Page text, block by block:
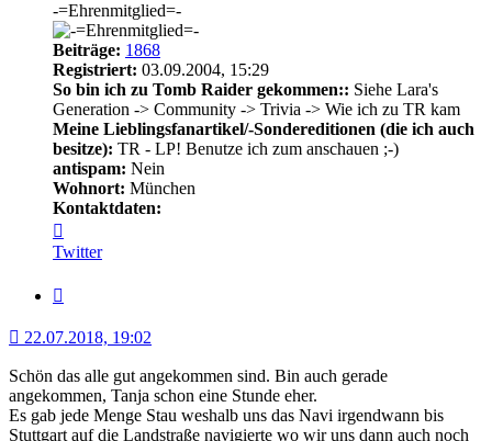
-=Ehrenmitglied=-
Beiträge: 1868
Registriert: 03.09.2004, 15:29
So bin ich zu Tomb Raider gekommen:: Siehe Lara's
Generation -> Community -> Trivia -> Wie ich zu TR kam
Meine Lieblingsfanartikel/-Sondereditionen (die ich auch
besitze): TR - LP! Benutze ich zum anschauen ;-)
antispam: Nein
Wohnort: München
Kontaktdaten:
von
Nemo
Twitter
22.07.2018, 19:02
Schön das alle gut angekommen sind. Bin auch gerade
angekommen, Tanja schon eine Stunde eher.
Es gab jede Menge Stau weshalb uns das Navi irgendwann bis
Stuttgart auf die Landstraße navigierte wo wir uns dann auch noch